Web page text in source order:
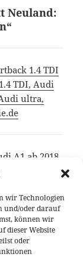
wir Technologien
und/oder darauf
können wir
dieser Website
oder
Neuland:
1.4 TDI
TDI, Audi
ultra,
A1 ab 2018